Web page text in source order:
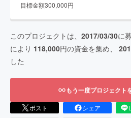
目標金額300,000円
このプロジェクトは、 2017/03/30に
により 118,000円の資金を集め、
した
もう一度プロジェクト
ポスト シェア